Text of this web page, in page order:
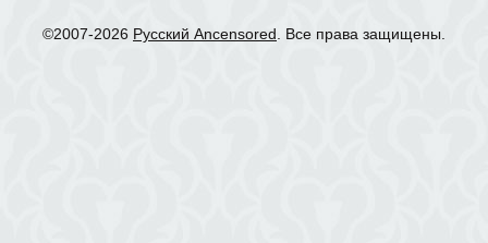
©2007-2026 Русский Ancensored . Все права защищены.